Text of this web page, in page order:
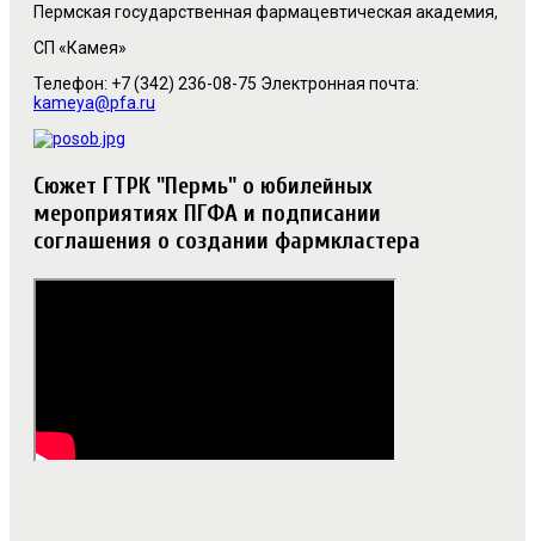
Пермская государственная фармацевтическая академия,
СП «Камея»
Телефон: +7 (342) 236-08-75 Электронная почта:
kameya@pfa.ru
Cюжет ГТРК "Пермь" о юбилейных
мероприятиях ПГФА и подписании
соглашения о создании фармкластера